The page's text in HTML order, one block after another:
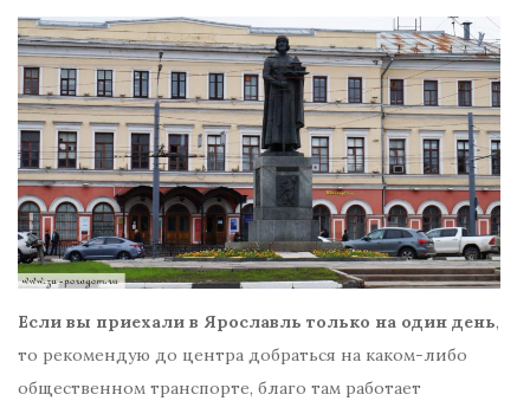
Если вы приехали в Ярославль только на один день,
то рекомендую до центра добраться на каком-либо
общественном транспорте, благо там работает